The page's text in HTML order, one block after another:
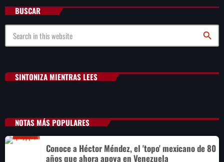
BUSCAR
search
SINTONIZA MIENTRAS LEES
NOTAS MÁS POPULARES
Conoce a Héctor Méndez, el 'topo' mexicano de 80
años que ahora apoya en Venezuela